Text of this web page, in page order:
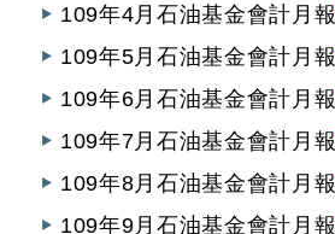
109年4月石油基金會計月報
109年5月石油基金會計月報
109年6月石油基金會計月報
109年7月石油基金會計月報
109年8月石油基金會計月報
109年9月石油基金會計月報